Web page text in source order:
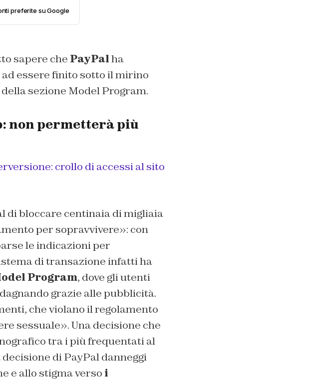
preferite su Google
sapere che PayPalha
essere finito sotto il mirino
sezione Model Program.
non permetterà più
crollo di accessi al sito
di bloccare centinaia di migliaia
per sopravvivere»: con
le indicazioni per
di transazione infatti ha
Program, dove gli utenti
grazie alle pubblicità.
che violano il regolamento
sessuale». Una decisione che
tra i più frequentati al
di PayPal danneggi
e allo stigma verso i